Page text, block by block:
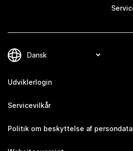
Udviklerlogin
Servicevilkår
Politik om beskyttelse af persondata